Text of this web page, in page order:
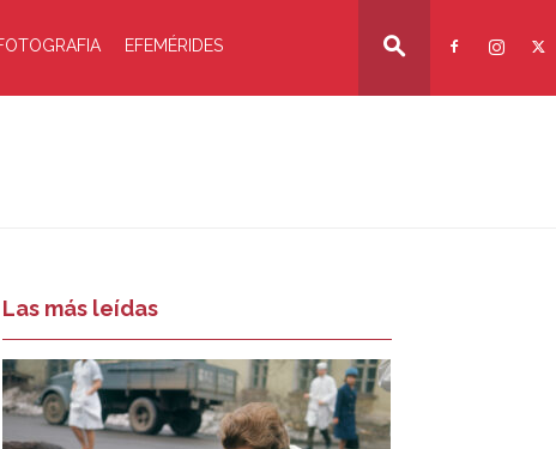
EFEMÉRIDES
Las más leídas